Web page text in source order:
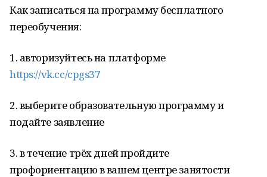
Как записаться на программу бесплатного
переобучения:
1. авторизуйтесь на платформе
https://vk.cc/cpgs37
2. выберите образовательную программу и
подайте заявление
3. в течение трёх дней пройдите
профориентацию в вашем центре занятости